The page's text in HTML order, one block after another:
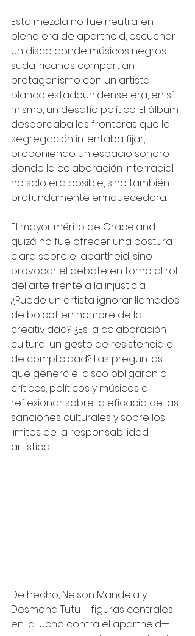
Esta mezcla no fue neutra: en
plena era de apartheid, escuchar
un disco donde músicos negros
sudafricanos compartían
protagonismo con un artista
blanco estadounidense era, en sí
mismo, un desafío político. El álbum
desbordaba las fronteras que la
segregación intentaba fijar,
proponiendo un espacio sonoro
donde la colaboración interracial
no solo era posible, sino también
profundamente enriquecedora.
El mayor mérito de Graceland
quizá no fue ofrecer una postura
clara sobre el apartheid, sino
provocar el debate en torno al rol
del arte frente a la injusticia.
¿Puede un artista ignorar llamados
de boicot en nombre de la
creatividad? ¿Es la colaboración
cultural un gesto de resistencia o
de complicidad? Las preguntas
que generó el disco obligaron a
críticos, políticos y músicos a
reflexionar sobre la eficacia de las
sanciones culturales y sobre los
límites de la responsabilidad
artística.
De hecho, Nelson Mandela y
Desmond Tutu —figuras centrales
en la lucha contra el apartheid—